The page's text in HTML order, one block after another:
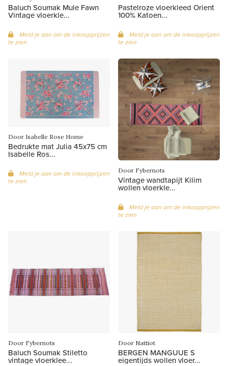
Baluch Soumak Mule Fawn
Vintage vloerkle...
Meld je aan om de inkoopprijzen
te zien
Pastelroze vloerkleed Orient
100% Katoen...
Meld je aan om de inkoopprijzen
te zien
Door Isabelle Rose Home
Bedrukte mat Julia 45x75 cm
Isabelle Ros...
Meld je aan om de inkoopprijzen
te zien
Door Fybernots
Vintage wandtapijt Kilim
wollen vloerkle...
Meld je aan om de inkoopprijzen
te zien
Door Fybernots
Baluch Soumak Stiletto
vintage vloerklee...
Door Nattiot
BERGEN MANGUUE S
eigentijds wollen vloer...